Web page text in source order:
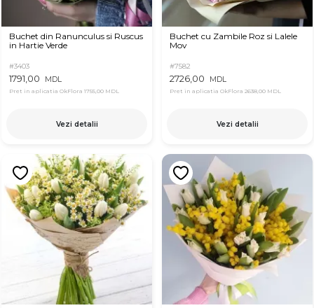
Buchet din Ranunculus si Ruscus
in Hartie Verde
#3403
1791,00 MDL
Pret in aplicatia OkFlora 1755,00 MDL
Vezi detalii
Buchet cu Zambile Roz si Lalele
Mov
#7582
2726,00 MDL
Pret in aplicatia OkFlora 2638,00 MDL
Vezi detalii